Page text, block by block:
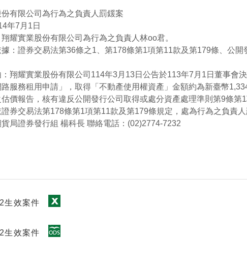
有限公司為行為之負責人罰鍰案
年7月1日
耀實業股份有限公司為行為之負責人林oo君。
：證券交易法第36條之1、第178條第1項第11款及第179條、公
：翔耀實業股份有限公司114年3月13日公告於113年7月1日董事會
服務租用申請」，取得「不動產使用權資產」金額約為新臺幣
價報告，核有違反公開發行公司取得或處分資產處理準則第9條第1
券交易法第178條第1項第11款及第179條規定，處為行為之負責人
局證券發行組 楊科長 聯絡電話：(02)2774-7232
生效案件
生效案件